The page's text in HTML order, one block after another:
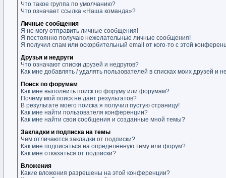
Что такое группа по умолчанию?
Что означает ссылка «Наша команда»?
Личные сообщения
Я не могу отправить личные сообщения!
Я постоянно получаю нежелательные личные сообщения!
Я получил спам или оскорбительный email от кого-то с этой
Друзья и недруги
Что означают списки друзей и недругов?
Как мне добавлять / удалять пользователей в списках моих друзей и
Поиск по форумам
Как мне выполнить поиск по форуму или форумам?
Почему мой поиск не даёт результатов?
В результате моего поиска я получил пустую страницу!
Как мне найти пользователя конференции?
Как мне найти свои сообщения и созданные мной темы?
Закладки и подписка на темы
Чем отличаются закладки от подписки?
Как мне подписаться на определённую тему или форум?
Как мне отказаться от подписки?
Вложения
Какие вложения разрешены на этой конференции?